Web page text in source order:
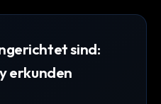
sind:
erkunden